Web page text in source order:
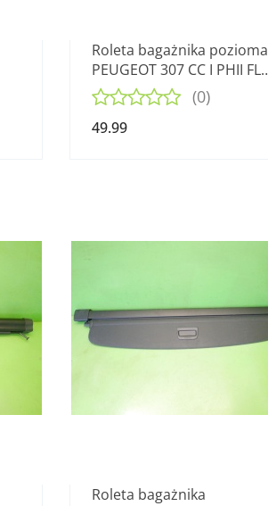
Roleta bagażnika pozioma
PEUGEOT 307 CC I PHII FL
CABRIO 05-08
(0)
49.99
Roleta bagażnika